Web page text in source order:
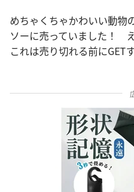
めちゃくちゃかわいい動物
ソーに売っていました！
これは売り切れる前にGET